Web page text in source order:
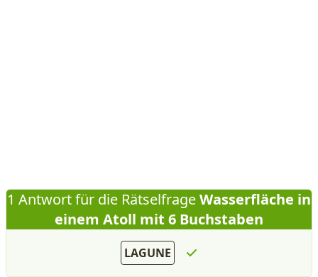
1 Antwort für die RätselfrageWasserfläche in
einem Atoll mit 6 Buchstaben
LAGUNE